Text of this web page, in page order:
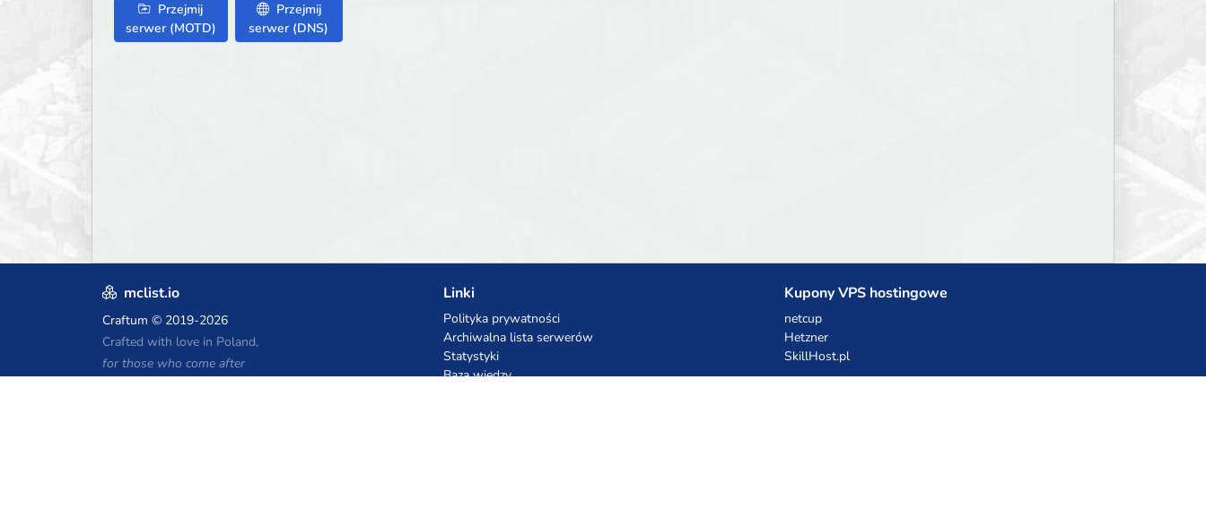
Przejmij
serwer (MOTD)
Przejmij
serwer (DNS)
mclist.io
Craftum © 2019-2026
Crafted with love in Poland,
for those who come after
Linki
Polityka prywatności
Archiwalna lista serwerów
Statystyki
Baza wiedzy
Kupony VPS hostingowe
netcup
Hetzner
SkillHost.pl